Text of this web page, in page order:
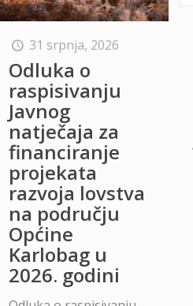
31 srpnja, 2026
Odluka o
raspisivanju
Javnog
natječaja za
financiranje
projekata
razvoja lovstva
na području
Općine
Karlobag u
2026. godini